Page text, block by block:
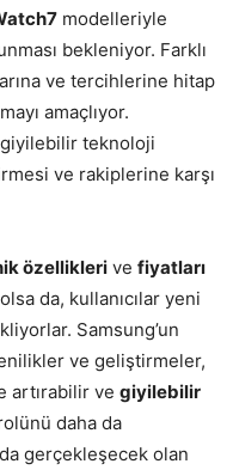
modelleriyle
bekleniyor. Farklı
ve tercihlerine hitap
amaçlıyor.
teknoloji
ve rakiplerine karşı
özellikleri ve fiyatları
da, kullanıcılar yeni
Samsung’un
ve geliştirmeler,
artırabilir ve giyilebilir
daha da
gerçekleşecek olan